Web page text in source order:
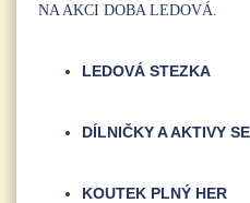
NA AKCI DOBA LEDOVÁ.
LEDOVÁ STEZKA
DÍLNIČKY A AKTIVY
KOUTEK PLNÝ HER